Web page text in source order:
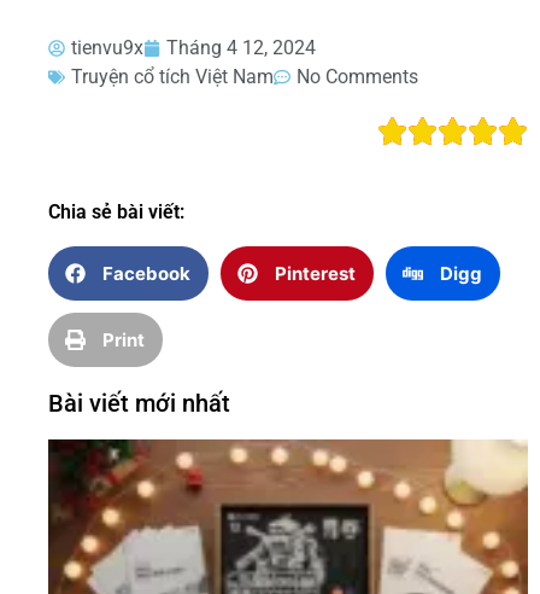
tienvu9x
Tháng 4 12, 2024
Truyện cổ tích Việt Nam
No Comments
Chia sẻ bài viết:
Facebook Pinterest Digg
Print
Bài viết mới nhất